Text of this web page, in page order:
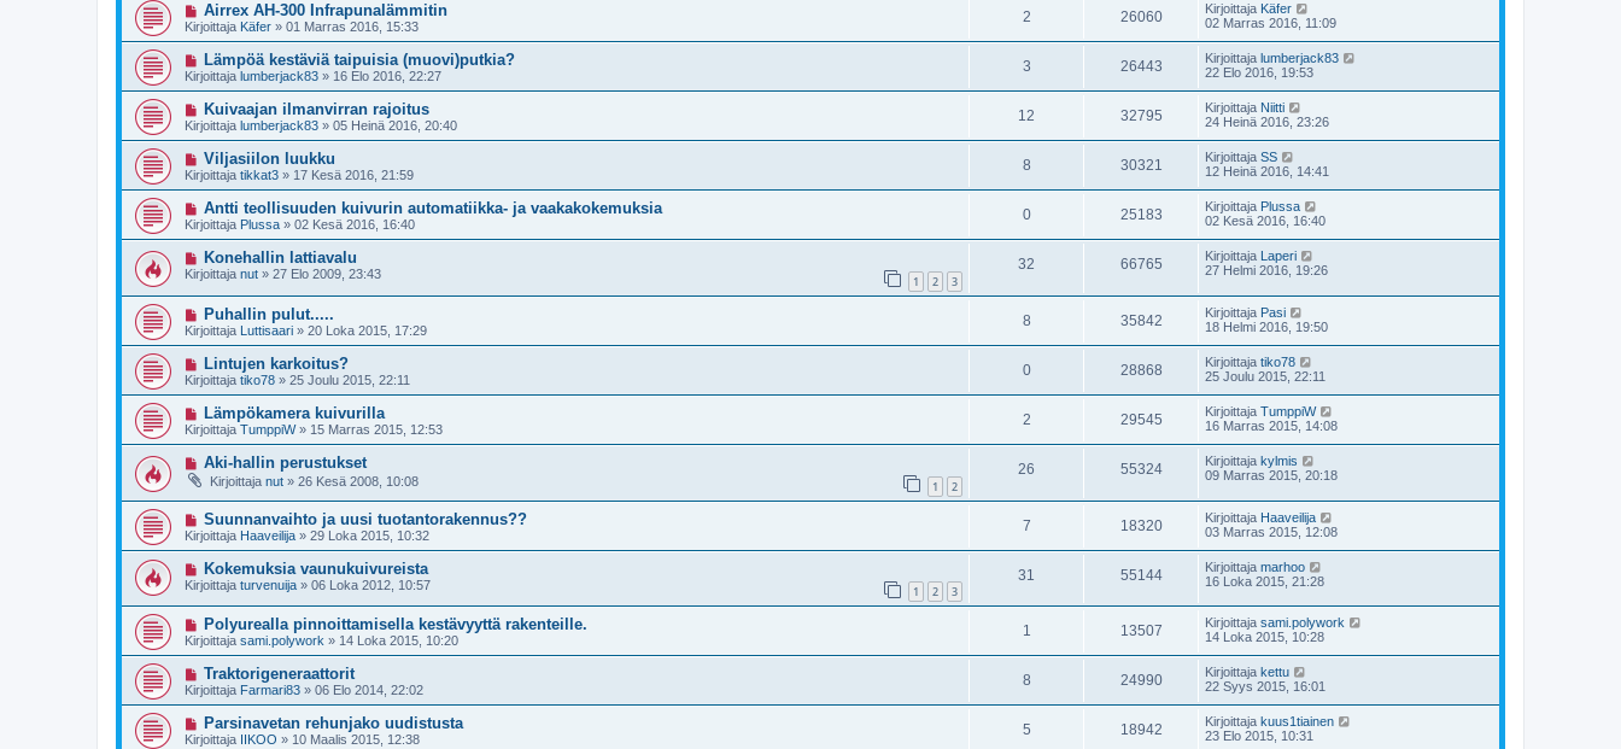
Airrex AH-300 Infrapunalämmitin
Kirjoittaja Käfer » 01 Marras 2016, 15:33
2 26060 Kirjoittaja Käfer
02 Marras 2016, 11:09
Lämpöä kestäviä taipuisia (muovi)putkia?
Kirjoittaja lumberjack83 » 16 Elo 2016, 22:27
3 26443 Kirjoittaja lumberjack83
22 Elo 2016, 19:53
Kuivaajan ilmanvirran rajoitus
Kirjoittaja lumberjack83 » 05 Heinä 2016, 20:40
12 32795 Kirjoittaja Niitti
24 Heinä 2016, 23:26
Viljasiilon luukku
Kirjoittaja tikkat3 » 17 Kesä 2016, 21:59
8 30321 Kirjoittaja SS
12 Heinä 2016, 14:41
Antti teollisuuden kuivurin automatiikka- ja vaakakokemuksia
Kirjoittaja Plussa » 02 Kesä 2016, 16:40
0 25183 Kirjoittaja Plussa
02 Kesä 2016, 16:40
Konehallin lattiavalu
Kirjoittaja nut » 27 Elo 2009, 23:43 1 2 3
32 66765 Kirjoittaja
Laperi
27 Helmi 2016, 19:26
Puhallin pulut.....
Kirjoittaja Luttisaari » 20 Loka 2015, 17:29
8 35842 Kirjoittaja Pasi
18 Helmi 2016, 19:50
Lintujen karkoitus?
Kirjoittaja tiko78 » 25 Joulu 2015, 22:11
0 28868 Kirjoittaja tiko78
25 Joulu 2015, 22:11
Lämpökamera kuivurilla
Kirjoittaja TumppiW» 15 Marras 2015, 12:53
2 29545 Kirjoittaja TumppiW
16 Marras 2015, 14:08
Aki-hallin perustukset
Kirjoittaja nut » 26 Kesä 2008, 10:08 1 2
26 55324 Kirjoittaja kylmis
09 Marras 2015, 20:18
Suunnanvaihto ja uusi tuotantorakennus??
Kirjoittaja Haaveilija » 29 Loka 2015, 10:32
7 18320 Kirjoittaja Haaveilija
03 Marras 2015, 12:08
Kokemuksia vaunukuivureista
Kirjoittaja turvenuija » 06 Loka 2012, 10:57 1 2 3
31 55144 Kirjoittaja marhoo
16 Loka 2015, 21:28
Polyurealla pinnoittamisella kestävyyttä rakenteille.
Kirjoittaja sami.polywork » 14 Loka 2015, 10:20
1 13507 Kirjoittaja sami.polywork
14 Loka 2015, 10:28
Traktorigeneraattorit
Kirjoittaja Farmari83 » 06 Elo 2014, 22:02
8 24990 Kirjoittaja kettu
22 Syys 2015, 16:01
Parsinavetan rehunjako uudistusta
Kirjoittaja IIKOO » 10 Maalis 2015, 12:38
5 18942 Kirjoittaja kuus1tiainen
23 Elo 2015, 10:31